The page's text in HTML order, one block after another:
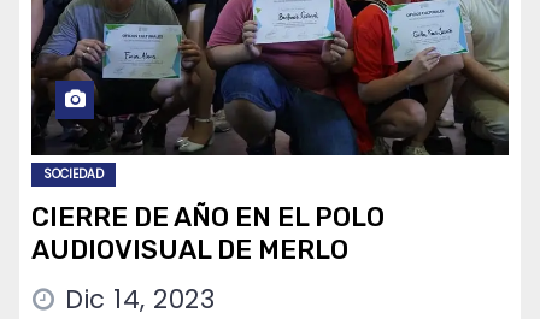
SOCIEDAD
CIERRE DE AÑO EN EL POLO
AUDIOVISUAL DE MERLO
Dic 14, 2023